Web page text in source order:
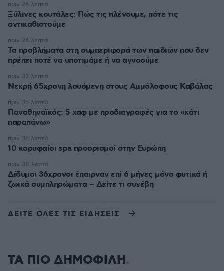
Ξύλινες κουτάλες: Πώς τις πλένουμε, πότε τις
αντικαθιστούμε
πριν 26 λεπτά
Τα προβλήματα στη συμπεριφορά των παιδιών που δεν
πρέπει ποτέ να υποτιμάμε ή να αγνοούμε
πριν 26 λεπτά
Νεκρή 65χρονη λουόμενη στους Αμμόλοφους Καβάλας
πριν 33 λεπτά
Παναθηναϊκός: 5 χαφ με προδιαγραφές για το «κάτι
παραπάνω»
πριν 35 λεπτά
10 κορυφαίοι spa προορισμοί στην Ευρώπη
πριν 36 λεπτά
Δίδυμοι 36χρονοι έπαιρναν επί 6 μήνες μόνο φυτικά ή
ζωικά συμπληρώματα – Δείτε τι συνέβη
πριν 38 λεπτά
ΔΕΙΤΕ ΟΛΕΣ ΤΙΣ ΕΙΔΗΣΕΙΣ
ΤΑ ΠΙΟ ΔΗΜΟΦΙΛΗ